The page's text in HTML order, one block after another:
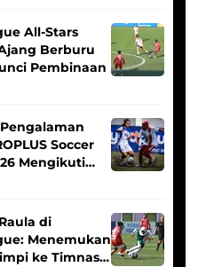
All-Stars
Berburu
Pembinaan
Soccer
Mengikuti
Putri
di
Menemukan
ke Timnas